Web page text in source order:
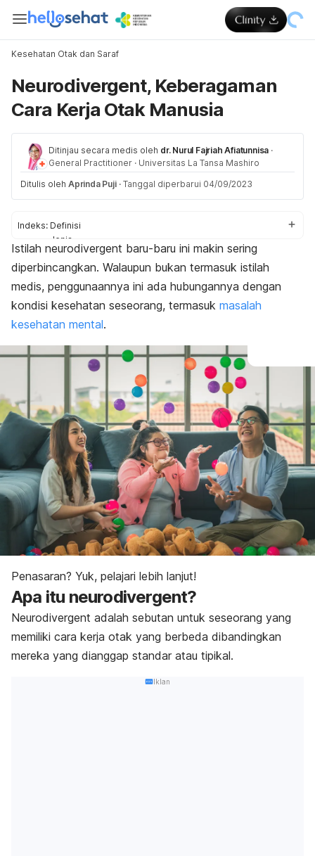
Kesehatan Otak dan Saraf
Neurodivergent, Keberagaman
Cara Kerja Otak Manusia
Ditinjau secara medis oleh dr. Nurul Fajriah Afiatunnisa ·
General Practitioner · Universitas La Tansa Mashiro
Ditulis oleh Aprinda Puji · Tanggal diperbarui 04/09/2023
Indeks: Definisi
Jenis
Contoh
Tujuan penggunaan istilah
Karakteristik
Neurodivergent dan disabilitas
Istilah neurodivergent baru-baru ini makin sering
diperbincangkan. Walaupun bukan termasuk istilah
medis, penggunaannya ini ada hubungannya dengan
kondisi kesehatan seseorang, termasuk masalah
kesehatan mental.
Penasaran? Yuk, pelajari lebih lanjut!
Apa itu neurodivergent?
Neurodivergent adalah sebutan untuk seseorang yang
memiliki cara kerja otak yang berbeda dibandingkan
mereka yang dianggap standar atau tipikal.
Iklan